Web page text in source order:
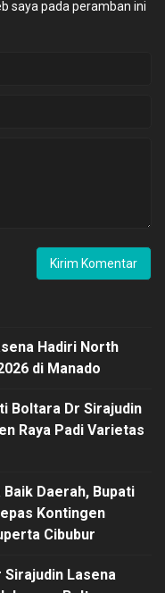
saya pada peramban ini
Hadiri North
di Manado
Boltara Dr Sirajudin
Raya Padi Varietas
Daerah, Bupati
Kontingen
Cibubur
Lasena